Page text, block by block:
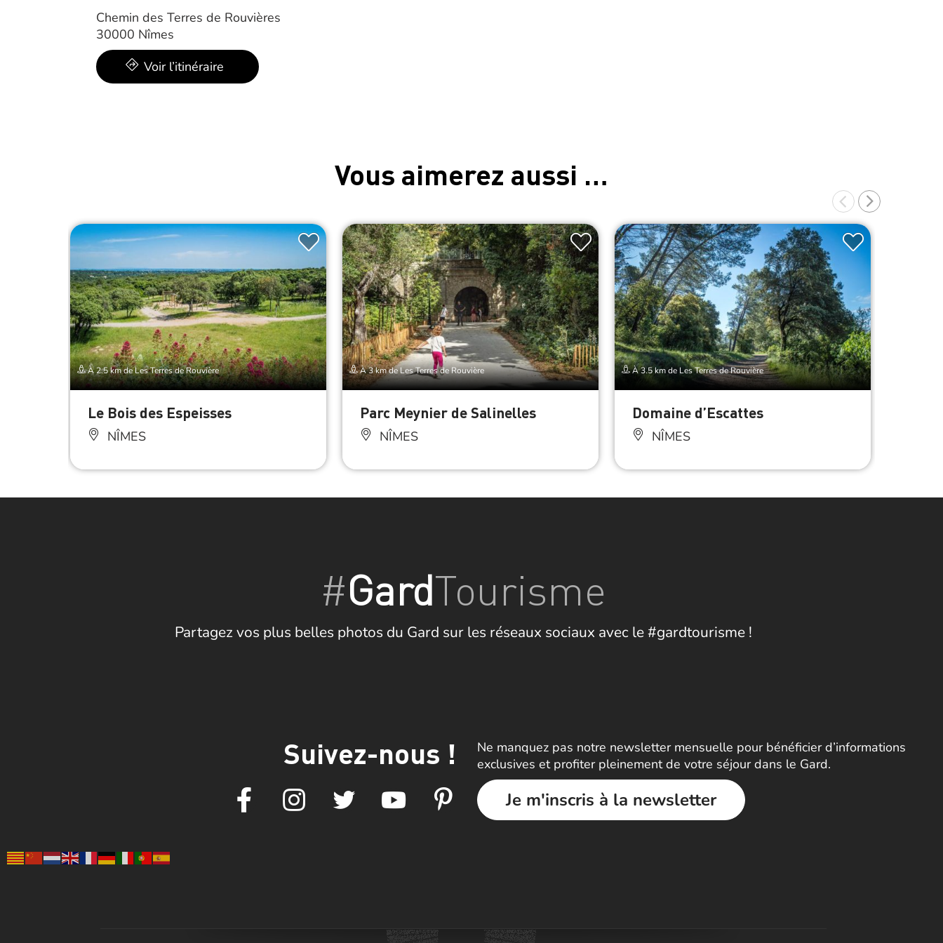
Chemin des Terres de Rouvières
30000 Nîmes
Voir l’itinéraire
Vous aimerez aussi …
À 2.5 km de Les Terres de Rouvière
Le Bois des Espeisses
NÎMES
À 3 km de Les Terres de Rouvière
Parc Meynier de Salinelles
NÎMES
À 3.5 km de Les Terres de Rouvière
Domaine d’Escattes
NÎMES
#GardTourisme
Partagez vos plus belles photos du Gard sur les réseaux sociaux avec le #gardtourisme !
Suivez-nous !
Ne manquez pas notre newsletter mensuelle pour bénéficier d’informations
exclusives et profiter pleinement de votre séjour dans le Gard.
Je m'inscris à la newsletter